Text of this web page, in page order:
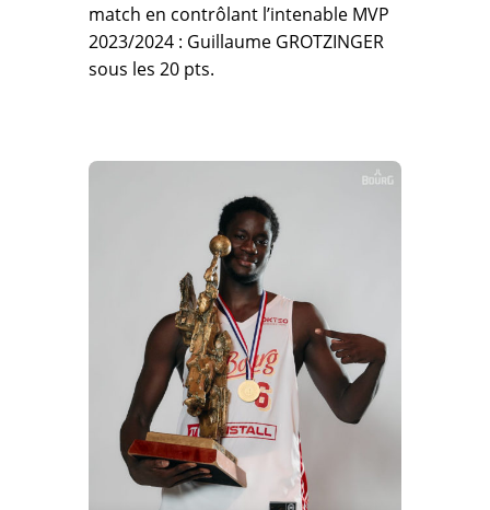
match en contrôlant l’intenable MVP
2023/2024 : Guillaume GROTZINGER
sous les 20 pts.